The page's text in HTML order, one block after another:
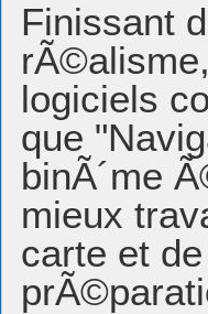
Finissant
logiciels
que
binÃ´me
mieux
carte et